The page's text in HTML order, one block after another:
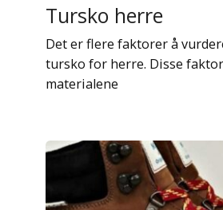
Tursko herre
Det er flere faktorer å
tursko for herre. Disse
materialene